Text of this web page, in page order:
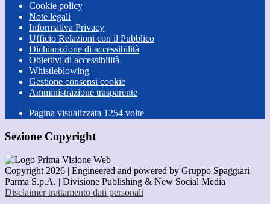
Cookie policy
Note legali
Informativa Privacy
Ufficio Relazioni con il Pubblico
Dichiarazione di accessibilità
Obiettivi di accessibilità
Whistleblowing
Gestione consensi cookie
Amministrazione trasparente
Pagina visualizzata 1254 volte
Sezione Copyright
Copyright 2026 | Engineered and powered by Gruppo Spaggiari
Parma S.p.A. | Divisione Publishing & New Social Media
Disclaimer trattamento dati personali